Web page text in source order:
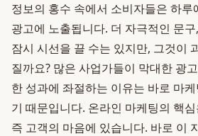
정보의 홍수 속에서 소비자들은 하루
광고에 노출됩니다. 더 자극적인 문
잠시 시선을 끌 수는 있지만, 그것이
질까요? 많은 사업가들이 막대한 광
한 성과에 좌절하는 이유는 바로 마
기 때문입니다. 온라인 마케팅의 핵
즉 고객의 마음에 있습니다. 바로 이